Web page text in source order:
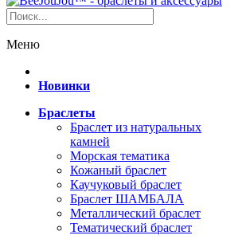
Меню
Новинки
Браслеты
Браслет из натуральных
камней
Морская тематика
Кожаный браслет
Каучуковый браслет
Браслет ШАМБАЛА
Металлический браслет
Тематический браслет